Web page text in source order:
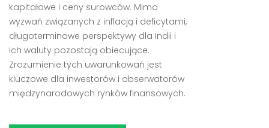
kapitałowe i ceny surowców. Mimo
wyzwań związanych z inflacją i deficytami,
długoterminowe perspektywy dla Indii i
ich waluty pozostają obiecujące.
Zrozumienie tych uwarunkowań jest
kluczowe dla inwestorów i obserwatorów
międzynarodowych rynków finansowych.